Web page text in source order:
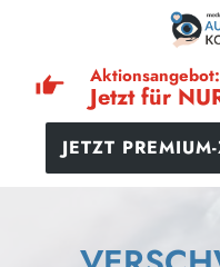
Aktionsangebot:
Jetzt für
JETZT